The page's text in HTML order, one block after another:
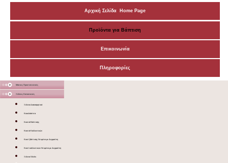
Αρχική Σελίδα Home Page
Προϊόντα για Βάπτιση
Επικοινωνία
Πληροφορίες
Μάσκες Προστατευτικές
Ξύλινες Κατασκευές
Ξύλινα Διακοσμητικά
Κουκλόσπιτα
Κουτιά Βάπτισης
Κουτιά Καλλυντικών
Κουτί βάπτισης Ντυμένο με Δερματίνη
Κουτί καλλυντικών Ντυμένο με Δερματίνη
Ξύλινα Sticks